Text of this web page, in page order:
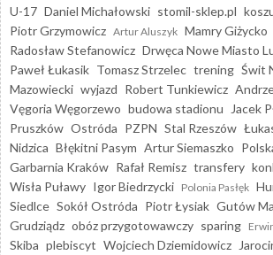
U-17 Daniel Michałowski stomil-sklep.pl
Piotr Grzymowicz Artur Aluszyk Mamry Giżycko
Radosław Stefanowicz Drwęca Nowe Miasto
Paweł Łukasik Tomasz Strzelec trening Świt
Mazowiecki wyjazd Robert Tunkiewicz
Vęgoria Węgorzewo budowa stadionu Jacek
Pruszków Ostróda PZPN Stal Rzeszów
Nidzica Błękitni Pasym Artur Siemaszko
Garbarnia Kraków Rafał Remisz transfery
Wisła Puławy Igor Biedrzycki Polonia Pasłęk
Siedlce Sokół Ostróda Piotr Łysiak Gutów
Grudziądz obóz przygotowawczy sparing
Skiba plebiscyt Wojciech Dziemidowicz